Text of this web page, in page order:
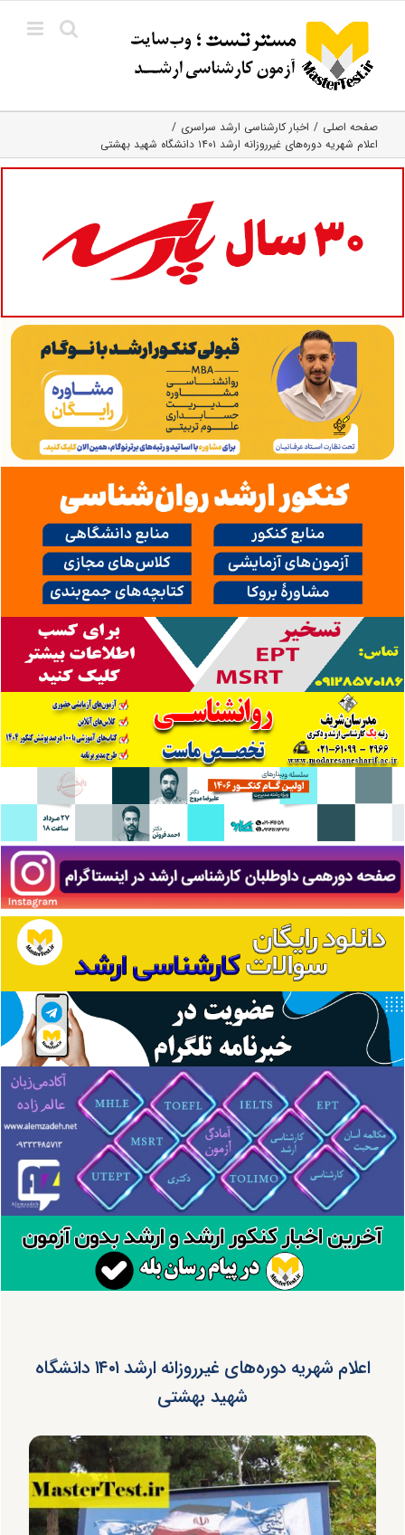
content
صفحه اصلی
اخبار کارشناسی ارشد سراسری
اعلام شهریه دوره‌های غیرروزانه ارشد ۱۴۰۱ دانشگاه شهید بهشتی
اعلام شهریه دوره‌های غیرروزانه ارشد ۱۴۰۱ دانشگاه
شهید بهشتی